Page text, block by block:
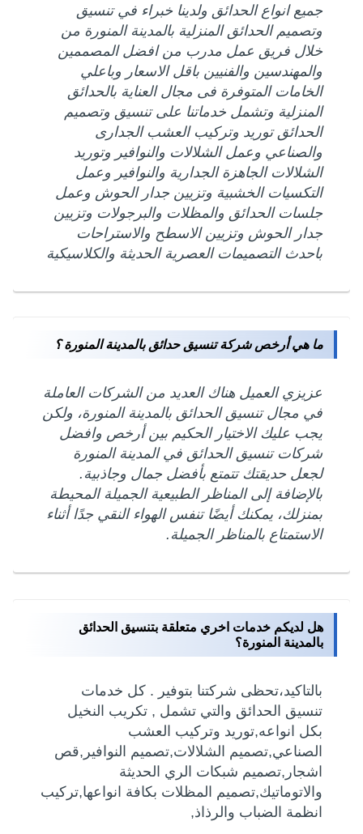
جميع انواع الحدائق ولدينا خبراء في تنسيق
وتصميم الحدائق المنزلية بالمدينة المنورة من
خلال فريق عمل مدرب من افضل المصممين
والمهندسين والفنيين باقل الاسعار وباعلي
الخامات المتوفرة فى مجال العناية بالحدائق
المنزلية وتشمل خدماتنا على تنسيق وتصميم
الحدائق توريد وتركيب العشب الجدارى
والصناعي وعمل الشلالات والنوافير وتوريد
الشلالات الجاهزة الجدارية والنوافير وعمل
التكسيات الخشبية وتزيين جدار الحوش وعمل
جلسات الحدائق والمظلات والبرجولات وتزيين
جدار الحوش وتزيين الاسطح والاستراحات
باحدث التصميمات العصرية الحديثة والكلاسيكية
ما هي أرخص شركة تنسيق حدائق بالمدينة المنورة ؟
عزيزي العميل هناك العديد من الشركات العاملة
في مجال تنسيق الحدائق بالمدينة المنورة، ولكن
يجب عليك الاختيار الحكيم بين أرخص وافضل
شركات تنسيق الحدائق في المدينة المنورة
لجعل حديقتك تتمتع بأفضل جمال وجاذبية.
بالإضافة إلى المناظر الطبيعية الجميلة المحيطة
بمنزلك، يمكنك أيضًا تنفس الهواء النقي جدًا أثناء
الاستمتاع بالمناظر الجميلة.
هل لديكم خدمات اخري متعلقة بتنسيق الحدائق
بالمدينة المنورة؟
بالتاكيد،تحظى شركتنا بتوفير . كل خدمات
تنسيق الحدائق والتي تشمل , تكريب النخيل
بكل انواعه,توريد وتركيب العشب
الصناعي,تصميم الشلالات,تصميم النوافير,قص
اشجار,تصميم شبكات الري الحديثة
والاتوماتيك,تصميم المظلات بكافة انواعها,تركيب
انظمة الضباب والرذاذ,